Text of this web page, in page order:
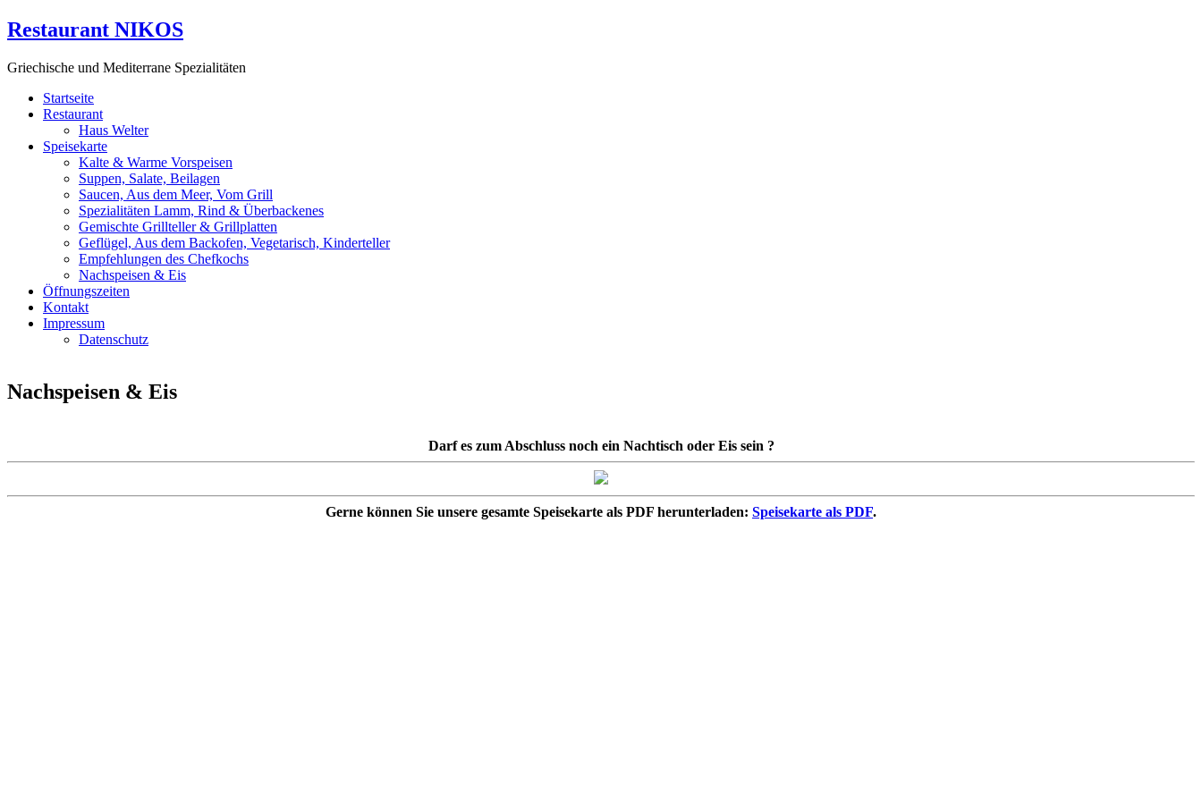
Restaurant NIKOS
Griechische und Mediterrane Spezialitäten
Startseite
Restaurant
Haus Welter
Speisekarte
Kalte & Warme Vorspeisen
Suppen, Salate, Beilagen
Saucen, Aus dem Meer, Vom Grill
Spezialitäten Lamm, Rind & Überbackenes
Gemischte Grillteller & Grillplatten
Geflügel, Aus dem Backofen, Vegetarisch, Kinderteller
Empfehlungen des Chefkochs
Nachspeisen & Eis
Öffnungszeiten
Kontakt
Impressum
Datenschutz
Nachspeisen & Eis
Darf es zum Abschluss noch ein Nachtisch oder Eis sein ?
Gerne können Sie unsere gesamte Speisekarte als PDF herunterladen: Speisekarte als PDF.